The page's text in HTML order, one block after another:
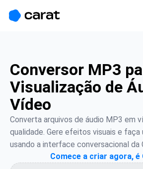
Conversor MP3
Visualização de
Vídeo
Converta arquivos de áudio MP3 em
qualidade. Gere efeitos visuais e faça
usando a interface conversacional da
Comece a criar agora, é